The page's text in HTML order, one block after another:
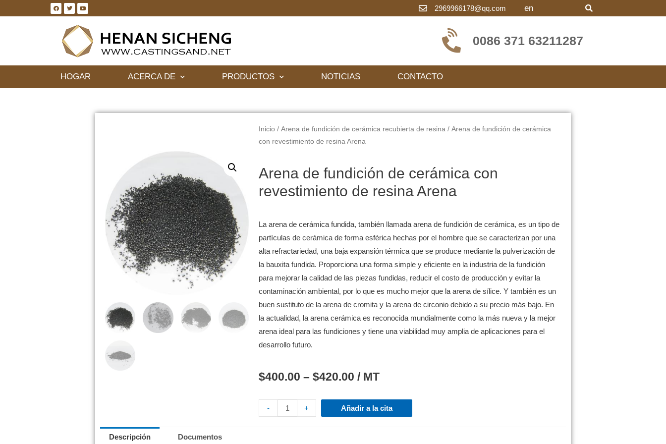
2969966178@qq.com en
0086 371 63211287
HOGAR ACERCA DE PRODUCTOS NOTICIAS CONTACTO
Inicio /Arena de fundición de cerámica recubierta de resina / Arena de fundición de cerámica
con revestimiento de resina Arena
Arena de fundición de cerámica con
revestimiento de resina Arena
La arena de cerámica fundida, también llamada arena de fundición de cerámica, es un tipo de
partículas de cerámica de forma esférica hechas por el hombre que se caracterizan por una
alta refractariedad, una baja expansión térmica que se produce mediante la pulverización de
la bauxita fundida. Proporciona una forma simple y eficiente en la industria de la fundición
para mejorar la calidad de las piezas fundidas, reducir el costo de producción y evitar la
contaminación ambiental, por lo que es mucho mejor que la arena de sílice.Y también es un
buen sustituto de la arena de cromita y la arena de circonio debido a su precio más bajo. En
la actualidad, la arena cerámica es reconocida mundialmente como la más nueva y la mejor
arena ideal para las fundiciones y tiene una viabilidad muy amplia de aplicaciones para el
desarrollo futuro.
$400.00 –$420.00 / MT
- + Añadir a la cita
Descripción Documentos